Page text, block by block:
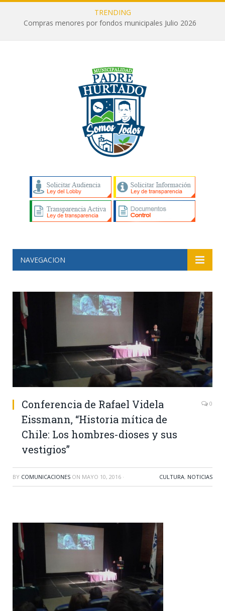
TRENDING
Compras menores por fondos municipales Julio 2026
NAVEGACION
Conferencia de Rafael Videla
Eissmann, “Historia mítica de
Chile: Los hombres-dioses y sus
vestigios”
0
BY COMUNICACIONES ON MAYO 10, 2016 · CULTURA, NOTICIAS